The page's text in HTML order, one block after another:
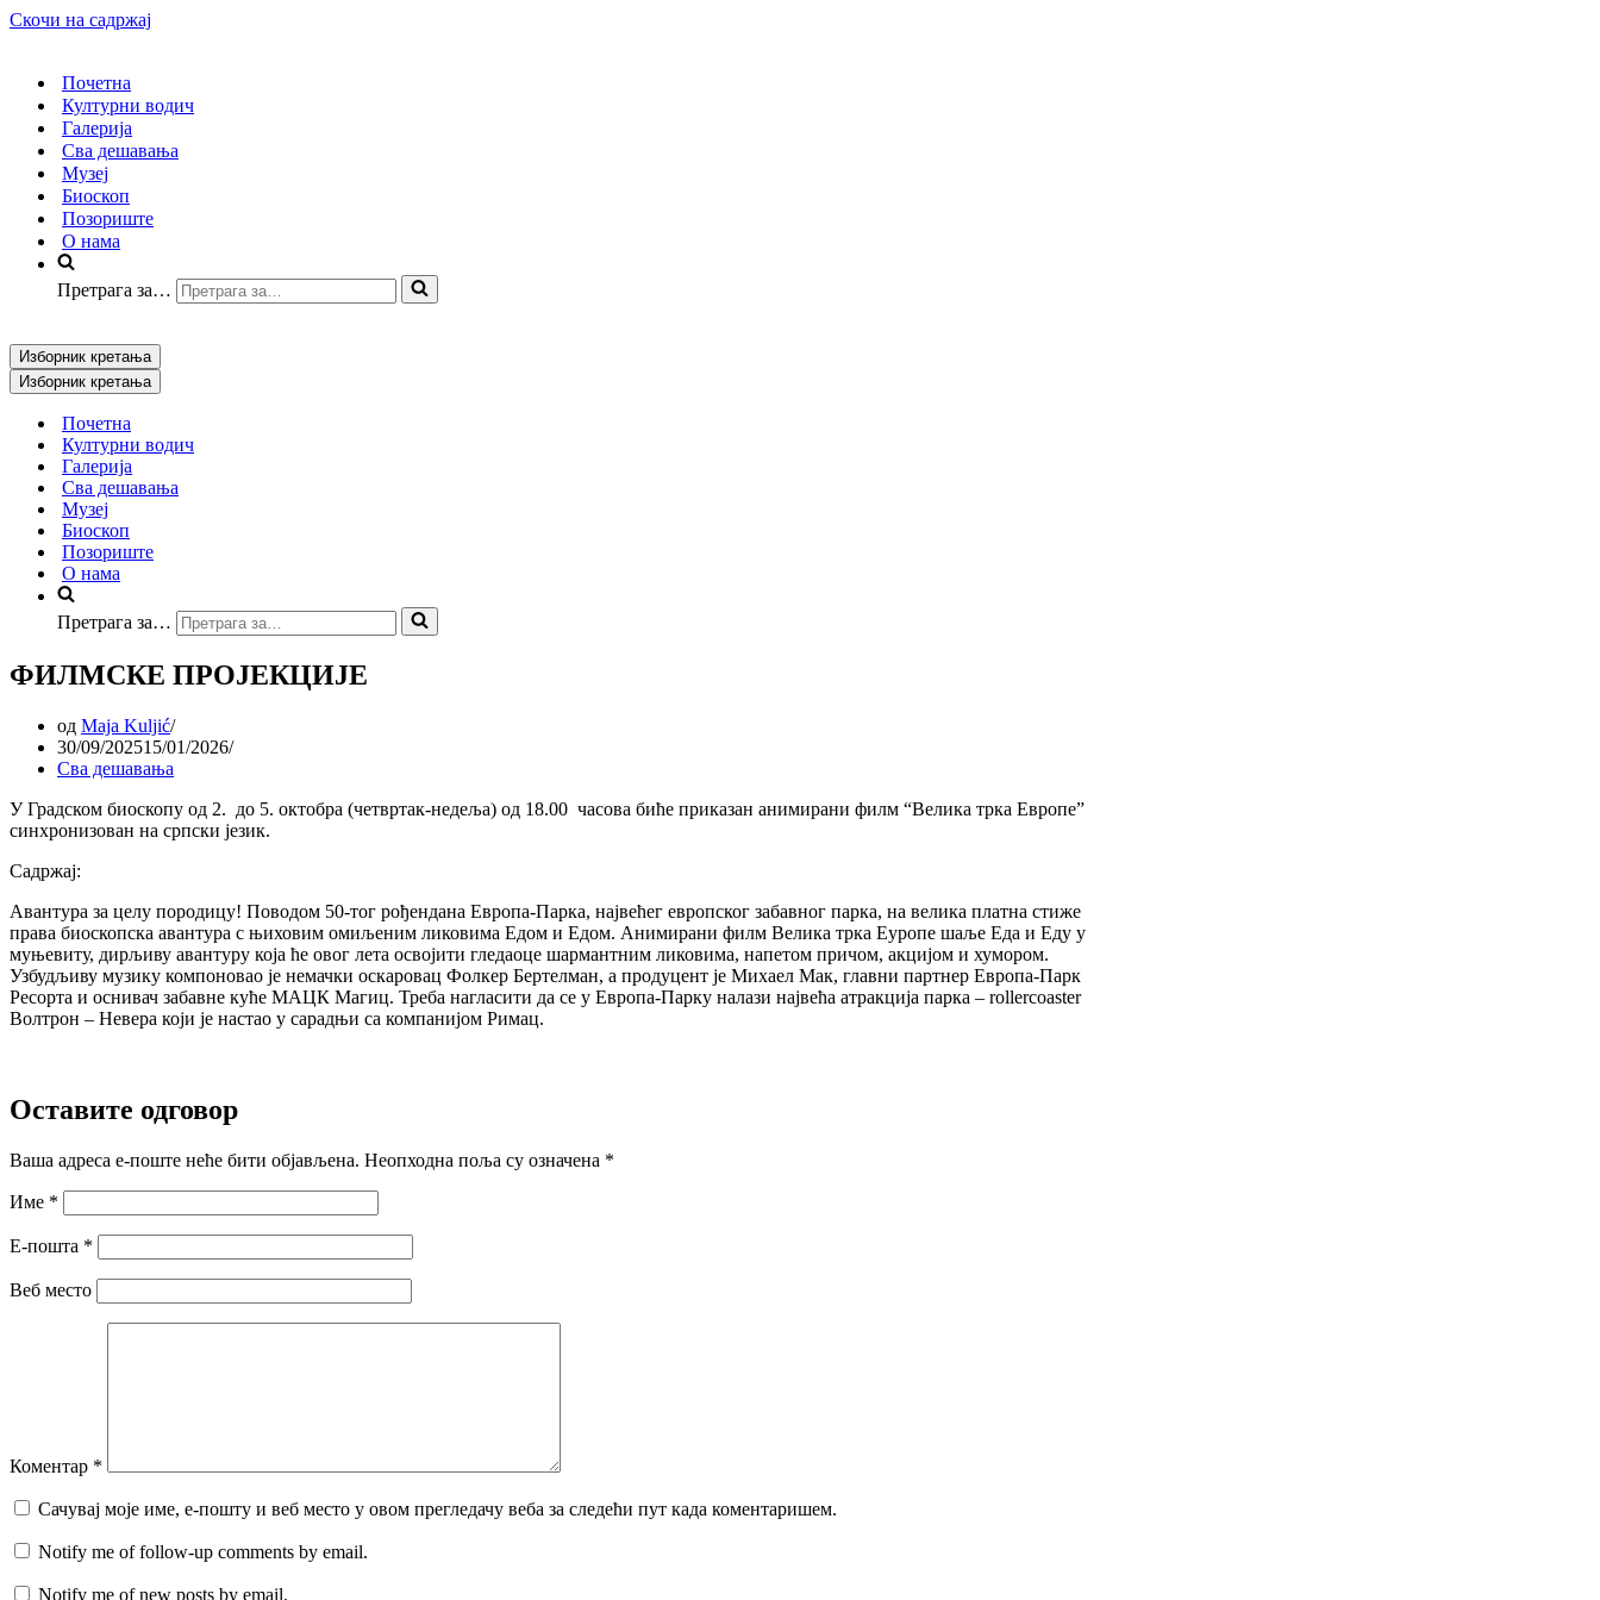
Скочи на садржај
Почетна
Културни водич
Галерија
Сва дешавања
Музеј
Биоскоп
Позориште
О нама
Претрага за…
Изборник кретања
Изборник кретања
Почетна
Културни водич
Галерија
Сва дешавања
Музеј
Биоскоп
Позориште
О нама
Претрага за…
ФИЛМСКЕ ПРОЈЕКЦИЈЕ
од Maja Kuljić
30/09/202515/01/2026
Сва дешавања
У Градском биоскопу од 2. до 5. октобра (четвртак-недеља) од 18.00 часова биће приказан анимирани филм “Велика трка Европе”
синхронизован на српски језик.
Садржај:
Авантура за целу породицу! Поводом 50-тог рођендана Европа-Парка, највећег европског забавног парка, на велика платна стиже
права биоскопска авантура с њиховим омиљеним ликовима Едом и Едом. Анимирани филм Велика трка Еуропе шаље Еда и Еду у
муњевиту, дирљиву авантуру која ће овог лета освојити гледаоце шармантним ликовима, напетом причом, акцијом и хумором.
Узбудљиву музику компоновао је немачки оскаровац Фолкер Бертелман, а продуцент је Михаел Мак, главни партнер Европа-Парк
Ресорта и оснивач забавне куће МАЦК Магиц. Треба нагласити да се у Европа-Парку налази највећа атракција парка – rollercoaster
Волтрон – Невера који је настао у сарадњи са компанијом Римац.
Оставите одговор
Ваша адреса е-поште неће бити објављена. Неопходна поља су означена *
Име *
Е-пошта *
Веб место
Коментар *
Сачувај моје име, е-пошту и веб место у овом прегледачу веба за следећи пут када коментаришем.
Notify me of follow-up comments by email.
Notify me of new posts by email.